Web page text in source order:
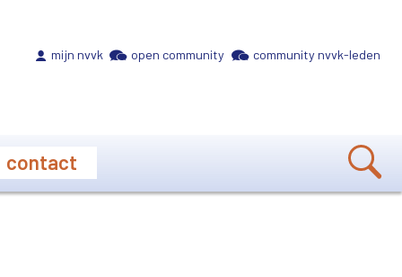
mijn nvvk open community community nvvk-leden
contact